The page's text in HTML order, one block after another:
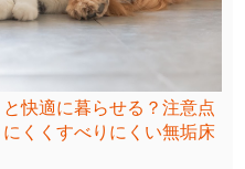
快適に暮らせる？注意点
くくすべりにくい無垢床